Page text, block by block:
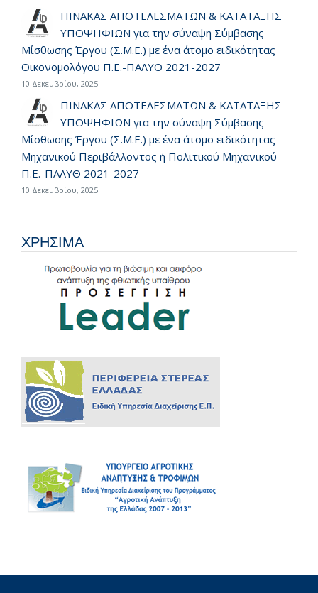
ΠΙΝΑΚΑΣ ΑΠΟΤΕΛΕΣΜΑΤΩΝ & ΚΑΤΑΤΑΞΗΣ
ΥΠΟΨΗΦΙΩΝ για την σύναψη Σύμβασης
Μίσθωσης Έργου (Σ.Μ.Ε.) με ένα άτομο ειδικότητας
Οικονομολόγου Π.Ε.-ΠΑΛΥΘ 2021-2027
10 Δεκεμβρίου, 2025
ΠΙΝΑΚΑΣ ΑΠΟΤΕΛΕΣΜΑΤΩΝ & ΚΑΤΑΤΑΞΗΣ
ΥΠΟΨΗΦΙΩΝ για την σύναψη Σύμβασης
Μίσθωσης Έργου (Σ.Μ.Ε.) με ένα άτομο ειδικότητας
Μηχανικού Περιβάλλοντος ή Πολιτικού Μηχανικού
Π.Ε.-ΠΑΛΥΘ 2021-2027
10 Δεκεμβρίου, 2025
ΧΡΗΣΙΜΑ